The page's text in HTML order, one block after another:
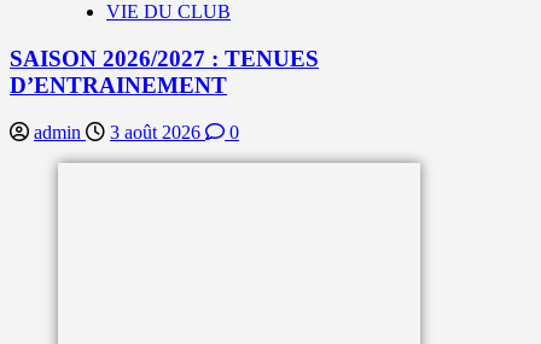
VIE DU CLUB
SAISON 2026/2027 : TENUES
D’ENTRAINEMENT
admin 3 août 2026 0